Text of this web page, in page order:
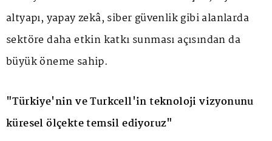
altyapı, yapay zekâ, siber güvenlik gibi alanlarda
sektöre daha etkin katkı sunması açısından da
büyük öneme sahip.
"Türkiye'nin ve Turkcell'in teknoloji vizyonunu
küresel ölçekte temsil ediyoruz"